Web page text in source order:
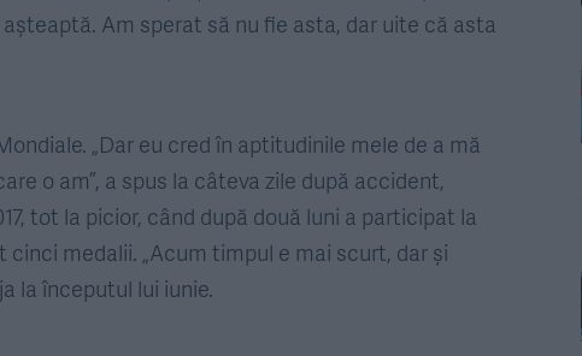
Am sperat să nu fie asta, dar uite că asta
„Dar eu cred în aptitudinile mele de a mă
o am”, a spus la câteva zile după accident,
tot la picior, când după două luni a participat la
medalii. „Acum timpul e mai scurt, dar și
la începutul lui iunie.